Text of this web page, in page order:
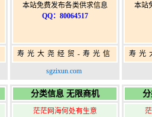
本站免费发布各类供求信息
QQ：80064517
寿光大尧经贸-寿光信
息网-免费信息发布网-
sgzixun.com
本站
寿光
分类信息 无限商机
茫茫网海何处有生意